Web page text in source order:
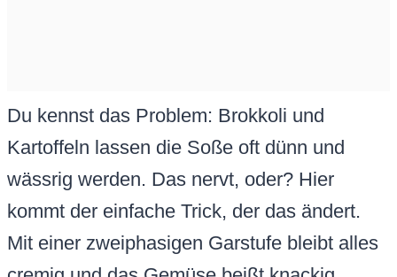
Du kennst das Problem: Brokkoli und
Kartoffeln lassen die Soße oft dünn und
wässrig werden. Das nervt, oder? Hier
kommt der einfache Trick, der das ändert.
Mit einer zweiphasigen Garstufe bleibt alles